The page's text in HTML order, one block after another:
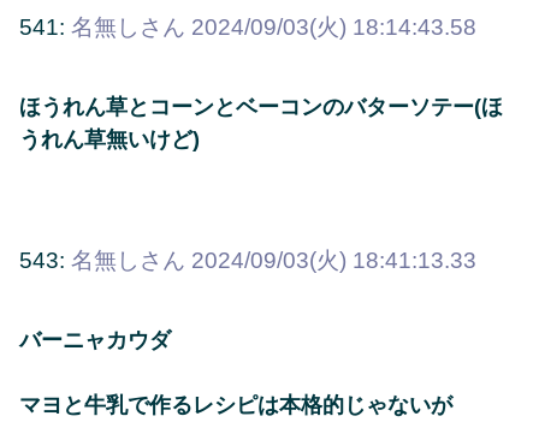
541: 名無しさん 2024/09/03(火) 18:14:43.58
ほうれん草とコーンとベーコンのバターソテー(ほ
うれん草無いけど)
543: 名無しさん 2024/09/03(火) 18:41:13.33
バーニャカウダ
マヨと牛乳で作るレシピは本格的じゃないが